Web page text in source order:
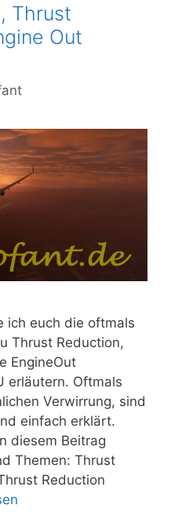
Thrust
Out
ich euch die oftmals
Thrust Reduction,
EngineOut
erläutern. Oftmals
Verwirrung, sind
einfach erklärt.
diesem Beitrag
Themen: Thrust
Reduction